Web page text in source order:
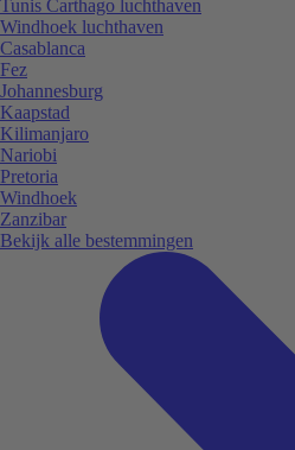
Tunis Carthago luchthaven
Windhoek luchthaven
Casablanca
Fez
Johannesburg
Kaapstad
Kilimanjaro
Nariobi
Pretoria
Windhoek
Zanzibar
Bekijk alle bestemmingen